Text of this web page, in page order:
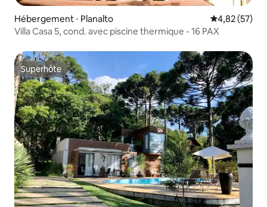
Hébergement ⋅ Planalto Évaluation
4,82 (57)
Villa Casa 5, cond. avec piscine thermique - 16 PAX
Superhôte
Superhôte